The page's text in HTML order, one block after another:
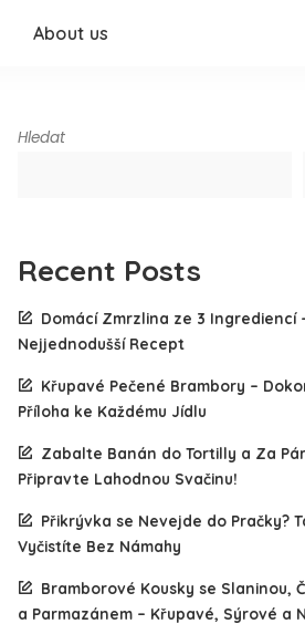
About us
Hledat
Recent Posts
Domácí Zmrzlina ze 3 Ingrediencí
Nejjednodušší Recept
Křupavé Pečené Brambory –
Příloha ke Každému Jídlu
Zabalte Banán do Tortilly a Za
Připravte Lahodnou Svačinu!
Přikrývka se Nevejde do Pračky?
Vyčistíte Bez Námahy
Bramborové Kousky se Slaninou,
a Parmazánem – Křupavé, Sýrové a